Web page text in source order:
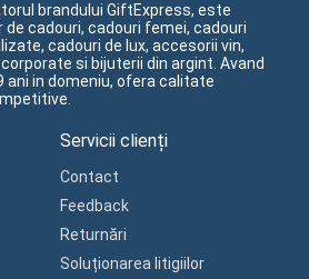
brandului GiftExpress, este
cadouri, cadouri femei, cadouri
cadouri de lux, accesorii vin,
si bijuterii din argint. Avand
ani in domeniu, ofera calitate
Servicii clienți
Contact
Feedback
Returnări
Soluționarea litigiilor